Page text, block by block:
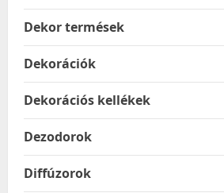
Dekor termések
Dekorációk
Dekorációs kellékek
Dezodorok
Diffúzorok